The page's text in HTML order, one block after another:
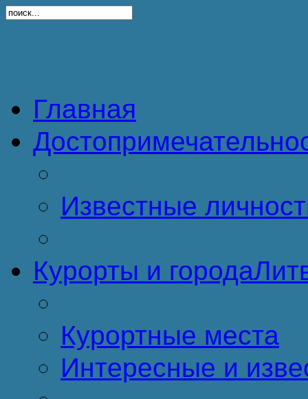
Главная
Известные
Курорты и города
Курортные места
Интересные и